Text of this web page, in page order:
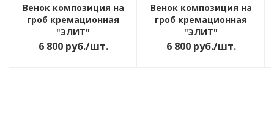
Венок композиция на
гроб кремационная
"ЭЛИТ"
6 800руб./шт.
Венок композиция на
гроб кремационная
"ЭЛИТ"
6 800руб./шт.